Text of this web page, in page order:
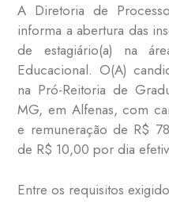
A Diretoria de
informa a abertura das
de estagiário(a) na
Educacional. O(A)
na Pró-Reitoria de
MG, em Alfenas, com
e remuneração de R$
de R$ 10,00 por dia
Entre os requisitos